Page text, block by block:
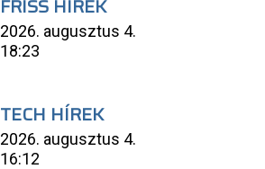
FRISS HÍREK
2026. augusztus 4.
18:23
TECH HÍREK
2026. augusztus 4.
16:12